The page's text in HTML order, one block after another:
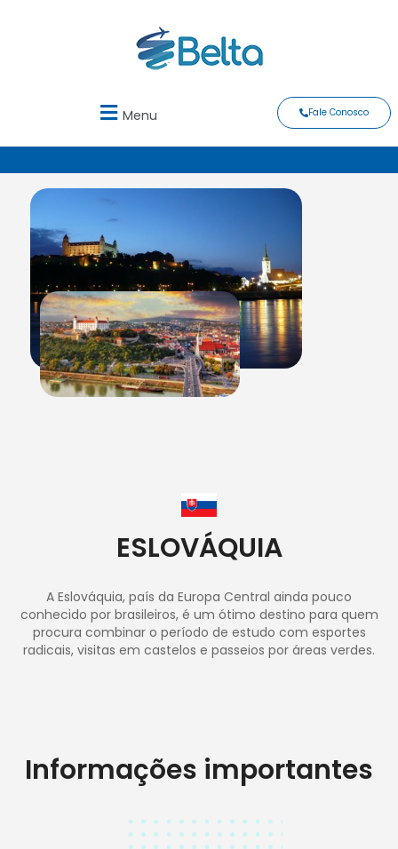
Menu Fale Conosco
ESLOVÁQUIA
A Eslováquia, país da Europa Central ainda pouco
conhecido por brasileiros, é um ótimo destino para quem
procura combinar o período de estudo com esportes
radicais, visitas em castelos e passeios por áreas verdes.
Informações importantes